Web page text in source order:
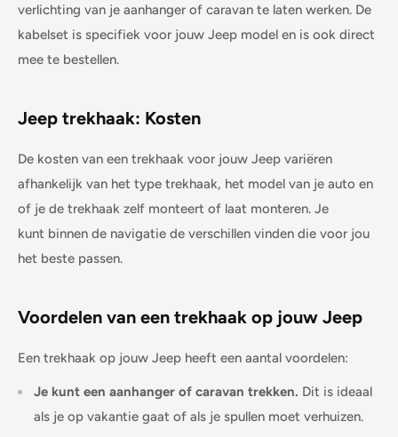
verlichting van je aanhanger of caravan te laten werken. De
kabelset is specifiek voor jouw Jeep model en is ook direct
mee te bestellen.
Jeep trekhaak: Kosten
De kosten van een trekhaak voor jouw Jeep variëren
afhankelijk van het type trekhaak, het model van je auto en
of je de trekhaak zelf monteert of laat monteren. Je
kunt binnen de navigatie de verschillen vinden die voor jou
het beste passen.
Voordelen van een trekhaak op jouw Jeep
Een trekhaak op jouw Jeep heeft een aantal voordelen:
Je kunt een aanhanger of caravan trekken. Dit is ideaal
als je op vakantie gaat of als je spullen moet verhuizen.